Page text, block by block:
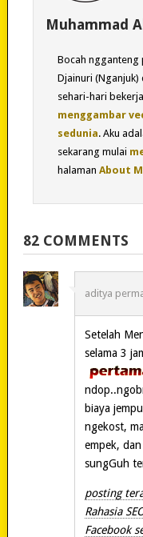
Muhammad
Bocah ngganteng
Djainuri (Nganjuk)
sehari-hari
menggambar
sedunia. Aku
sekarang mulai
halaman About
82 COMMENTS
aditya
Setelah
selama 3
biaya
ngekost,
empek,
sungGuh
posting
Rahasia
Facebook